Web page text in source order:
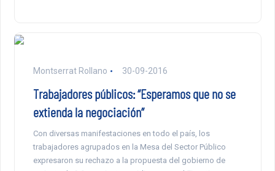
Montserrat Rollano 30-09-2016
Trabajadores públicos: “Esperamos que no se
extienda la negociación”
Con diversas manifestaciones en todo el país, los
trabajadores agrupados en la Mesa del Sector Público
expresaron su rechazo a la propuesta del gobierno de